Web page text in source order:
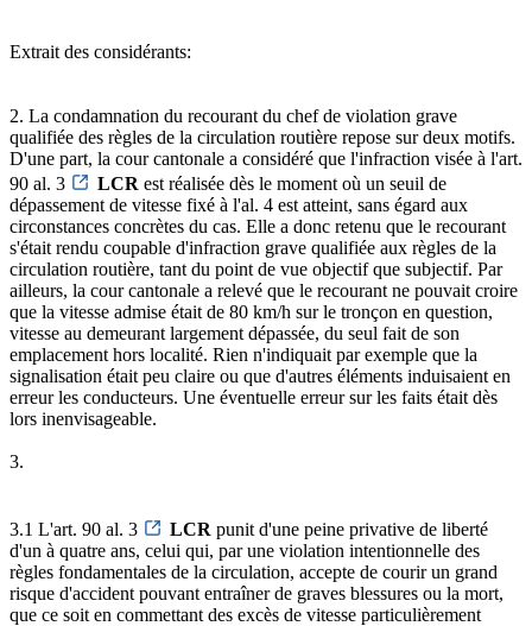
Extrait des considérants:
2. La condamnation du recourant du chef de violation grave
qualifiée des règles de la circulation routière repose sur deux motifs.
D'une part, la cour cantonale a considéré que l'infraction visée à l'art.
90 al. 3
LCR est réalisée dès le moment où un seuil de
dépassement de vitesse fixé à l'al. 4 est atteint, sans égard aux
circonstances concrètes du cas. Elle a donc retenu que le recourant
s'était rendu coupable d'infraction grave qualifiée aux règles de la
circulation routière, tant du point de vue objectif que subjectif. Par
ailleurs, la cour cantonale a relevé que le recourant ne pouvait croire
que la vitesse admise était de 80 km/h sur le tronçon en question,
vitesse au demeurant largement dépassée, du seul fait de son
emplacement hors localité. Rien n'indiquait par exemple que la
signalisation était peu claire ou que d'autres éléments induisaient en
erreur les conducteurs. Une éventuelle erreur sur les faits était dès
lors inenvisageable.
3.
3.1 L'art. 90 al. 3 LCR punit d'une peine privative de liberté
d'un à quatre ans, celui qui, par une violation intentionnelle des
règles fondamentales de la circulation, accepte de courir un grand
risque d'accident pouvant entraîner de graves blessures ou la mort,
que ce soit en commettant des excès de vitesse particulièrement